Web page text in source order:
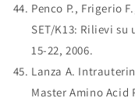
Penco P., Frigerio
SET/K13: Rilievi
15-22, 2006.
Lanza A.
Master Amino Acid